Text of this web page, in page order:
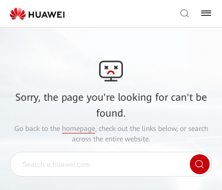
Sorry, the page you're looking for can't be
found.
Go back to the homepage, check out the links below, or search
across the entire website.